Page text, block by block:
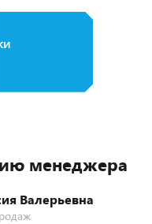
менеджера
Валерьевна